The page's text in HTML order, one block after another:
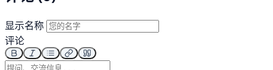
显示名称
评论